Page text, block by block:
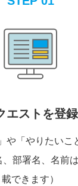
エストを登録
や「やりたいこ
部署名、名前
載できます）